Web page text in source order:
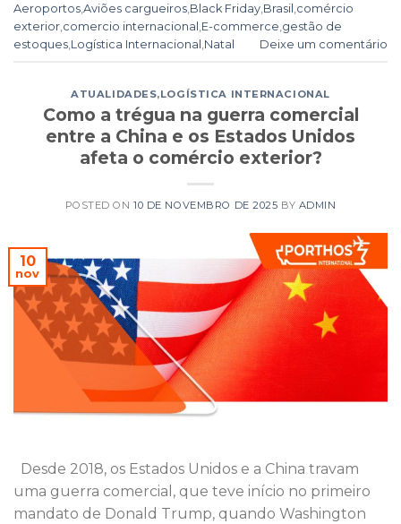
Aeroportos Aviões cargueiros Black Friday Brasil comércio
exterior comercio internacional E-commerce gestão de
estoques Logística Internacional Natal Deixe um comentário
ATUALIDADES,LOGÍSTICA INTERNACIONAL
Como a trégua na guerra comercial
entre a China e os Estados Unidos
afeta o comércio exterior?
POSTED ON10 DE NOVEMBRO DE 2025 BY ADMIN
10
nov
Desde 2018, os Estados Unidos e a China travam
uma guerra comercial, que teve início no primeiro
mandato de Donald Trump, quando Washington